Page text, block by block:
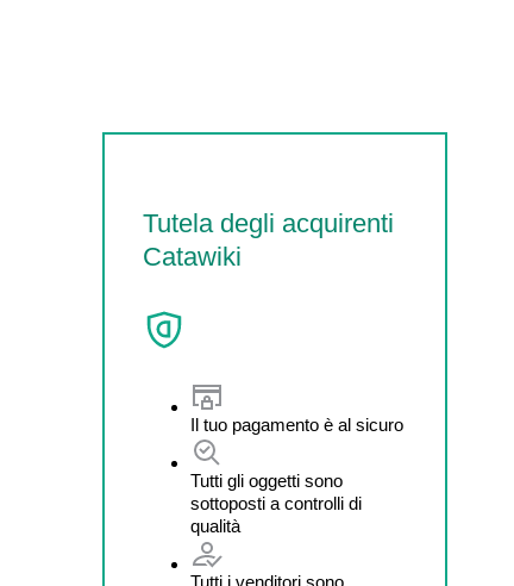
Tutela degli acquirenti
Catawiki
Il tuo pagamento è al sicuro
Tutti gli oggetti sono
sottoposti a controlli di
qualità